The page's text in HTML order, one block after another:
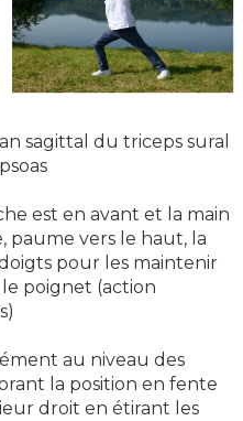
sagittal du triceps sural
est en avant et la main
paume vers le haut, la
pour les maintenir
poignet (action
au niveau des
la position en fente
droit en étirant les